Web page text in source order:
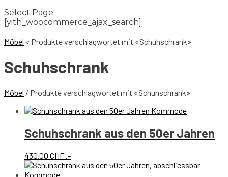
Select Page
[yith_woocommerce_ajax_search]
Möbel < Produkte verschlagwortet mit «Schuhschrank»
Schuhschrank
Möbel / Produkte verschlagwortet mit «Schuhschrank»
Schuhschrank aus den 50er Jahren
430.00 CHF .-